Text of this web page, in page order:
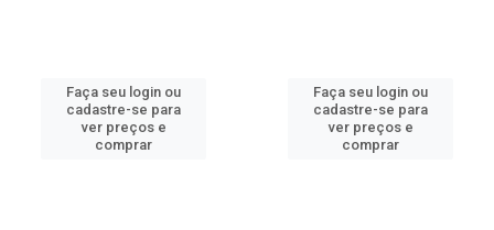
Faça seu login ou
cadastre-se para
ver preços e
comprar
Faça seu login ou
cadastre-se para
ver preços e
comprar